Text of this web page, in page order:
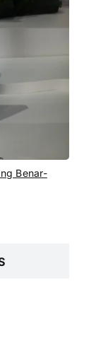
Benar-